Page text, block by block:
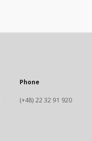
Phone
(+48) 22 32 91 920